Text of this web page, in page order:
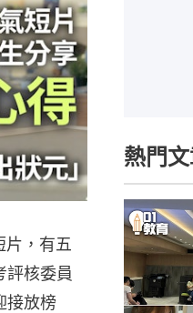
片，有五
評核委員
接放榜
熱門